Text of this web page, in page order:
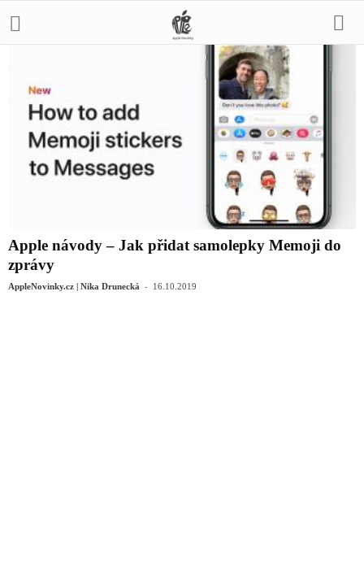
Apple návody – Jak přidat samolepky Memoji do
zprávy
AppleNovinky.cz | Nika Drunecká - 16.10.2019